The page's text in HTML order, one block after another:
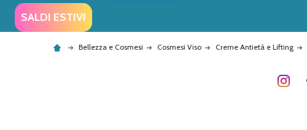
SALDI ESTIVI
Bellezza e Cosmesi Cosmesi Viso Creme Antietà e Lifting